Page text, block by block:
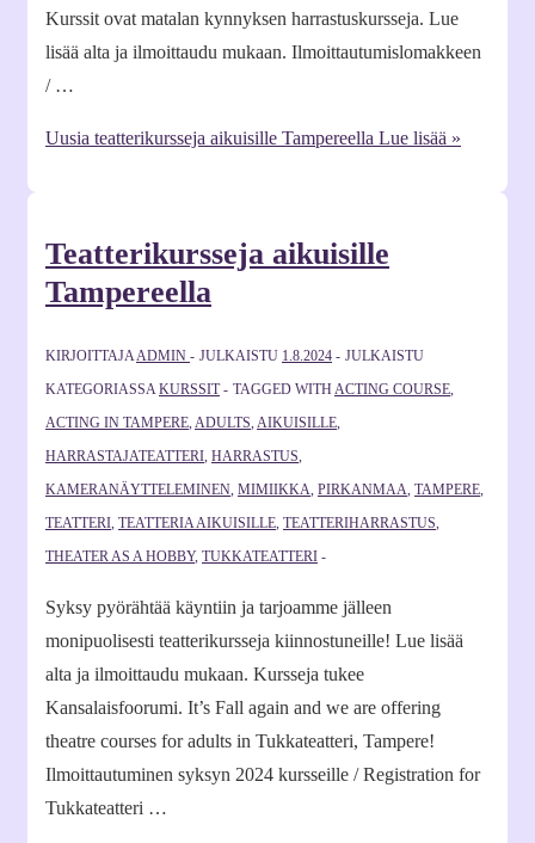
Kurssit ovat matalan kynnyksen harrastuskursseja. Lue
lisää alta ja ilmoittaudu mukaan. Ilmoittautumislomakkeen
/ …
Uusia teatterikursseja aikuisille Tampereella Lue lisää »
Teatterikursseja aikuisille
Tampereella
KIRJOITTAJAADMIN JULKAISTU 1.8.2024
JULKAISTU
KATEGORIASSAKURSSIT TAGGED WITHACTING COURSE,
ACTING IN TAMPERE, ADULTS, AIKUISILLE,
HARRASTAJATEATTERI, HARRASTUS,
KAMERANÄYTTELEMINEN, MIMIIKKA, PIRKANMAA, TAMPERE,
TEATTERI, TEATTERIA AIKUISILLE, TEATTERIHARRASTUS,
THEATER AS A HOBBY, TUKKATEATTERI
Syksy pyörähtää käyntiin ja tarjoamme jälleen
monipuolisesti teatterikursseja kiinnostuneille! Lue lisää
alta ja ilmoittaudu mukaan. Kursseja tukee
Kansalaisfoorumi. It’s Fall again and we are offering
theatre courses for adults in Tukkateatteri, Tampere!
Ilmoittautuminen syksyn 2024 kursseille / Registration for
Tukkateatteri …